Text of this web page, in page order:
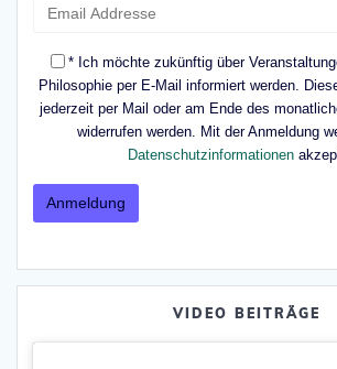
* Ich möchte zukünftig über
Philosophie per E-Mail informiert werden.
jederzeit per Mail oder am Ende des
widerrufen werden. Mit der Anmeldung
Datenschutzinformationen
VIDEO BEITRÄGE